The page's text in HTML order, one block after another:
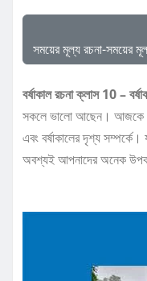
সময়ের মূল্য রচনা-সময়ের
বর্ষাকাল রচনা ক্লাস 10 –
সকলে ভালো আছেন। আজকে
এবং বর্ষাকালের দৃশ্য
অবশ্যই আপনাদের অনেক